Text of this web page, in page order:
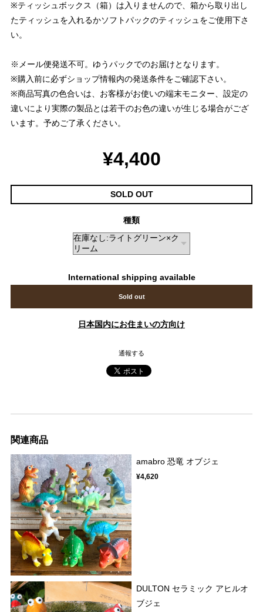
※ティッシュボックス（箱）は入りませんので、箱から取り出し
たティッシュを入れるかソフトパックのティッシュをご使用下さ
い。
※メール便発送不可。ゆうパックでのお届けとなります。
※購入前に必ずショップ情報内の発送条件をご確認下さい。
※商品写真の色合いは、お客様がお使いの端末モニター、設定の
違いにより実際の製品とは若干のお色の違いが生じる場合がござ
います。予めご了承ください。
¥4,400
SOLD OUT
種類
International shipping available
Sold out
日本国内にお住まいの方向け
通報する
関連商品
amabro 恐竜 オブジェ
¥4,620
DULTON セラミック アヒルオ
ブジェ